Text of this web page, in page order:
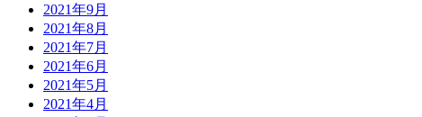
2021年9月
2021年8月
2021年7月
2021年6月
2021年5月
2021年4月